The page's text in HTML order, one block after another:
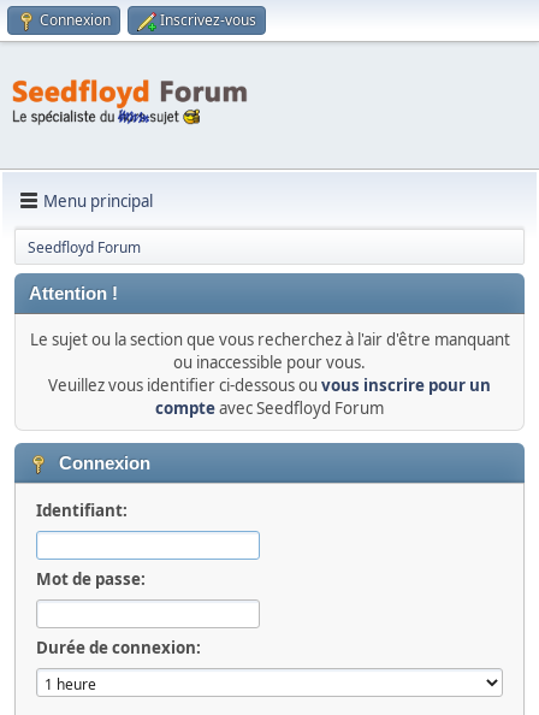
Connexion Inscrivez-vous
Menu principal
Seedfloyd Forum
Attention !
Le sujet ou la section que vous recherchez à l'air d'être manquant
ou inaccessible pour vous.
Veuillez vous identifier ci-dessous ou vous inscrire pour un
compteavec Seedfloyd Forum
Connexion
Identifiant:
Mot de passe:
Durée de connexion: